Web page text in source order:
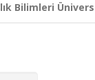
Bilimleri